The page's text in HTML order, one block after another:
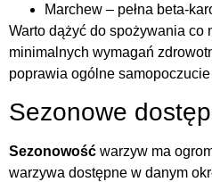
Marchew – pełna beta-
Warto dążyć do spożywania co
minimalnych wymagań
poprawia ogólne
Sezonowe
Sezonowość warzyw ma
warzywa dostępne w danym